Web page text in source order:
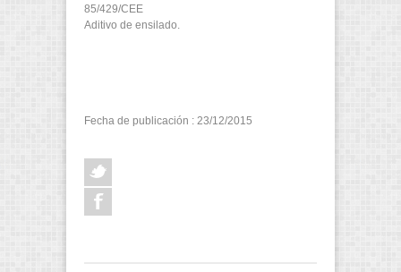
85/429/CEE
Aditivo de ensilado.
Fecha de publicación : 23/12/2015